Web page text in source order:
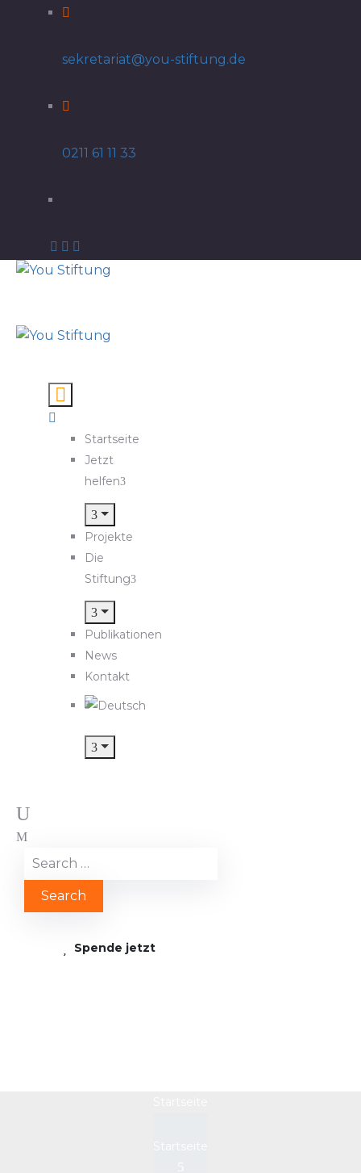
sekretariat@you-stiftung.de
0211 61 11 33
Startseite
Jetzt
helfen
Projekte
Die
Stiftung
Publikationen
News
Kontakt
Spende jetzt